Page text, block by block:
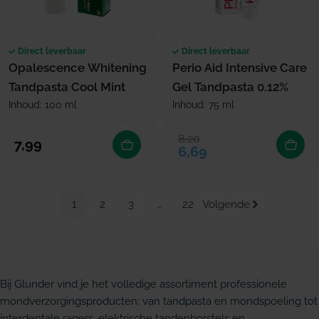
Direct leverbaar
Opalescence Whitening
Tandpasta Cool Mint
Inhoud: 100 ml
Normale prijs
7,99
Direct leverbaar
Perio Aid Intensive Care
Gel Tandpasta 0.12%
Inhoud: 75 ml
Verkoopprijs
6,69
Normale prijs
8,20
1 2 3 22 Volgende
Bij Glunder vind je het volledige assortiment professionele
mondverzorgingsproducten: van tandpasta en mondspoeling tot